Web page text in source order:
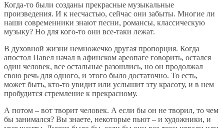
Когда-то были созданы прекрасные музыкальные
произведения. И к несчастью, сейчас они забыты. Многие ли
наши современники знают песни, романсы, классическую
музыку? Но для кого-то они все-таки лежат.
В духовной жизни немножечко другая пропорция. Когда
апостол Павел начал в афинском ареопаге говорить, остался
один человек, все остальные разошлись, но он продолжал
свою речь для одного, и этого было достаточно. То есть,
может быть, кто-то увидит или услышит эту красоту, и в нем
пробудится стремление к прекрасному.
А потом – вот творит человек. А если бы он не творил, то чем
бы занимался? Вы знаете, некоторые пьют – и художники, и